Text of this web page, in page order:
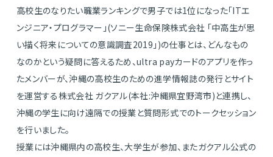
​高校生のなりたい職業ランキングで男子では1位になった「ITエ
ンジニア・プログラマー」(ソニー生命保険株式会社 「中高生が思
い描く将来についての意識調査2019」)の仕事とは、どんなもの
なのかという疑問に答えるため、ultra payカードのアプリを作っ
たメンバーが、沖縄の高校生のための進学情報誌の発行とサイト
を運営する株式会社 ガクアル(本社:沖縄県宜野湾市)と連携し、
沖縄の学生に向け遠隔での授業と質問形式でのトークセッション
を行いました。
授業には沖縄県内の高校生、大学生が参加、またガクアル公式の